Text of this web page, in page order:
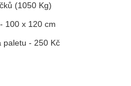
(1050 Kg)
100 x 120 cm
paletu - 250 Kč